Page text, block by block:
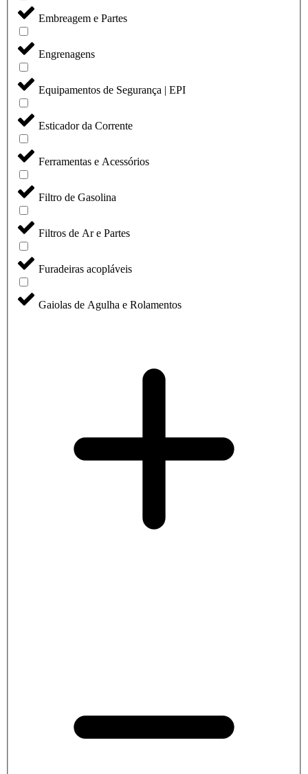
Embreagem e Partes
Engrenagens
Equipamentos de Segurança | EPI
Esticador da Corrente
Ferramentas e Acessórios
Filtro de Gasolina
Filtros de Ar e Partes
Furadeiras acopláveis
Gaiolas de Agulha e Rolamentos